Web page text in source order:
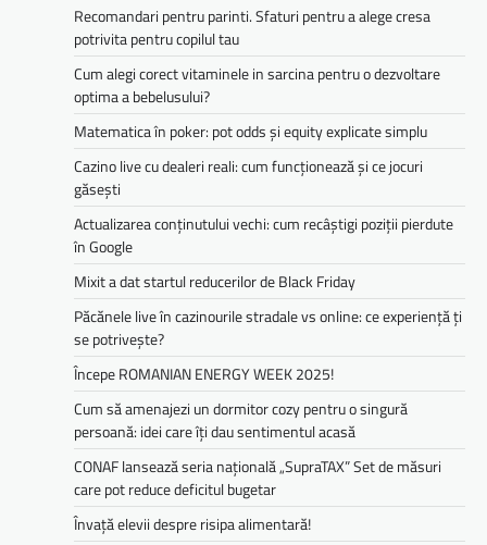
Recomandari pentru parinti. Sfaturi pentru a alege cresa
potrivita pentru copilul tau
Cum alegi corect vitaminele in sarcina pentru o dezvoltare
optima a bebelusului?
Matematica în poker: pot odds și equity explicate simplu
Cazino live cu dealeri reali: cum funcționează și ce jocuri
găsești
Actualizarea conținutului vechi: cum recâștigi poziții pierdute
în Google
Mixit a dat startul reducerilor de Black Friday
Păcănele live în cazinourile stradale vs online: ce experiență ți
se potrivește?
Începe ROMANIAN ENERGY WEEK 2025!
Cum să amenajezi un dormitor cozy pentru o singură
persoană: idei care îți dau sentimentul acasă
CONAF lansează seria națională „SupraTAX” Set de măsuri
care pot reduce deficitul bugetar
Învață elevii despre risipa alimentară!